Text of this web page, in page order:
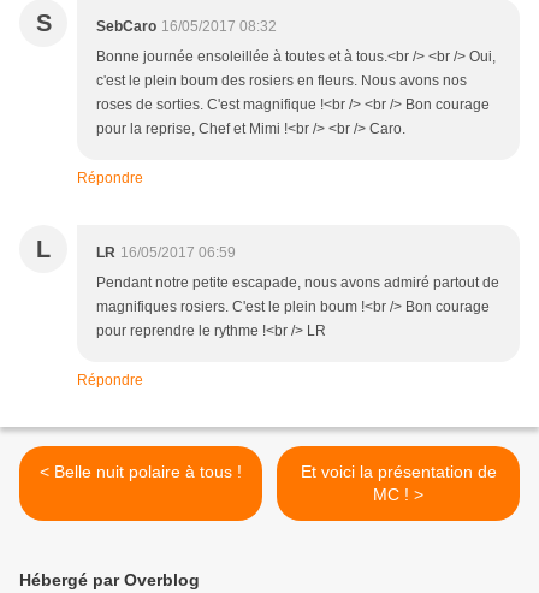
S SebCaro 16/05/2017 08:32
Bonne journée ensoleillée à toutes et à tous.<br /> <br /> Oui,
c'est le plein boum des rosiers en fleurs. Nous avons nos
roses de sorties. C'est magnifique !<br /> <br /> Bon courage
pour la reprise, Chef et Mimi !<br /> <br /> Caro.
Répondre
L LR 16/05/2017 06:59
Pendant notre petite escapade, nous avons admiré partout de
magnifiques rosiers. C'est le plein boum !<br /> Bon courage
pour reprendre le rythme !<br /> LR
Répondre
< Belle nuit polaire à tous !
Et voici la présentation de
MC ! >
Hébergé par Overblog